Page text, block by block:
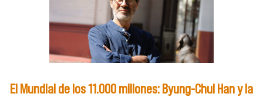
El Mundial de los 11.000 millones: Byung-Chul Han y la